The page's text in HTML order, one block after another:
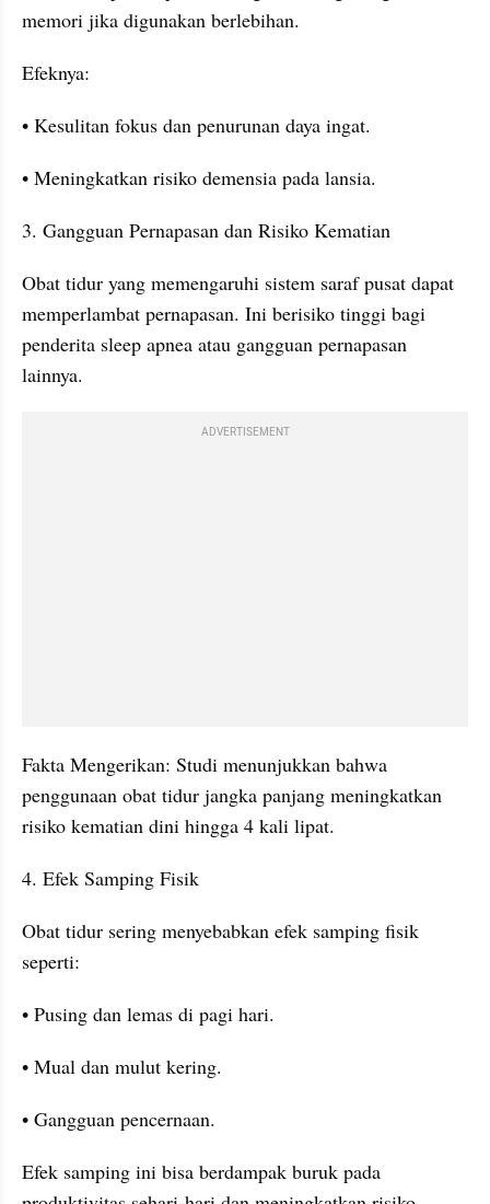
memori jika digunakan berlebihan.
Efeknya:
• Kesulitan fokus dan penurunan daya ingat.
• Meningkatkan risiko demensia pada lansia.
3. Gangguan Pernapasan dan Risiko Kematian
Obat tidur yang memengaruhi sistem saraf pusat dapat
memperlambat pernapasan. Ini berisiko tinggi bagi
penderita sleep apnea atau gangguan pernapasan
lainnya.
ADVERTISEMENT
Fakta Mengerikan: Studi menunjukkan bahwa
penggunaan obat tidur jangka panjang meningkatkan
risiko kematian dini hingga 4 kali lipat.
4. Efek Samping Fisik
Obat tidur sering menyebabkan efek samping fisik
seperti:
• Pusing dan lemas di pagi hari.
• Mual dan mulut kering.
• Gangguan pencernaan.
Efek samping ini bisa berdampak buruk pada